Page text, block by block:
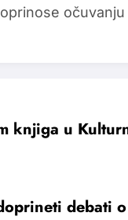
knjiga u
debati